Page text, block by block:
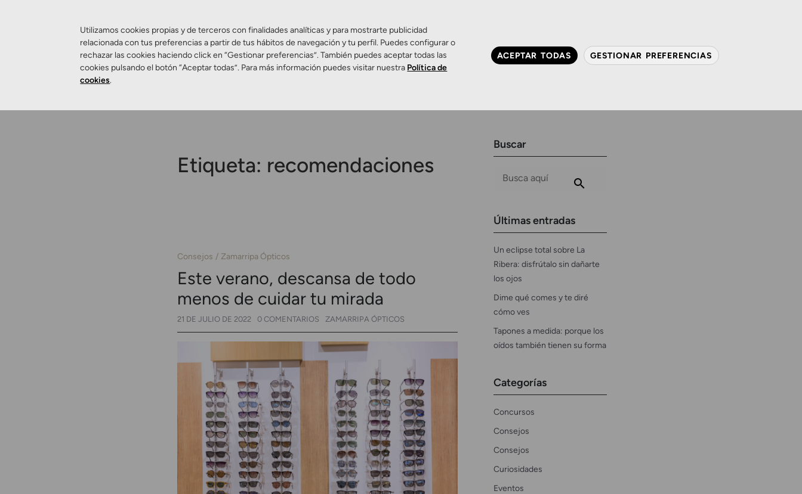
Salud Visual Ojo seco Control de miopía Contactología avanzada Audiología Gafas y mucho más
Etiqueta: recomendaciones
Consejos Zamarripa Ópticos
Este verano, descansa de todo
menos de cuidar tu mirada
21 DE JULIO DE 2022 0 COMENTARIOS ZAMARRIPA ÓPTICOS
Buscar
Últimas entradas
Un eclipse total sobre La
Ribera: disfrútalo sin dañarte
los ojos
Dime qué comes y te diré
cómo ves
Tapones a medida: porque los
oídos también tienen su forma
Categorías
Concursos
Consejos
Consejos
Curiosidades
Eventos
Utilizamos cookies propias y de terceros con finalidades analíticas y para mostrarte publicidad
relacionada con tus preferencias a partir de tus hábitos de navegación y tu perfil. Puedes configurar o
rechazar las cookies haciendo click en “Gestionar preferencias”. También puedes aceptar todas las
cookies pulsando el botón “Aceptar todas”. Para más información puedes visitar nuestra Política de
cookies.
ACEPTAR TODAS GESTIONAR PREFERENCIAS